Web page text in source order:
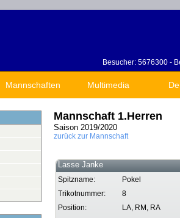
Besucher: 5676300 -
Mannschaften Multimedia
Mannschaft 1.Herren
Saison 2019/2020
zurück zur Mannschaft
Lasse Janke
Spitzname:
Pokel
Trikotnummer:
8
Position:
LA, RM, RA